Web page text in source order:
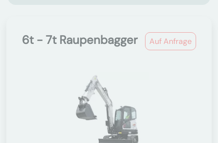
Auf Anfrage
6t - 7t Raupenbagger